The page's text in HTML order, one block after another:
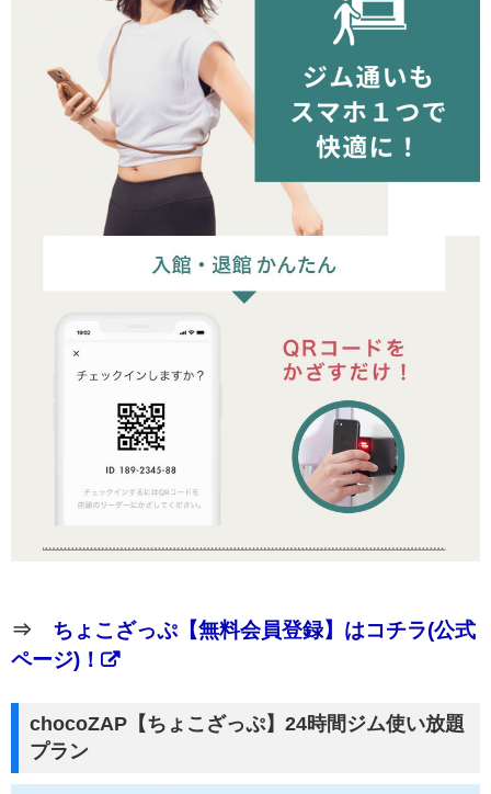
⇒ ちょこざっぷ【無料会員登録】はコチラ(公式
ページ)！
chocoZAP【ちょこざっぷ】24時間ジム使い放題
プラン